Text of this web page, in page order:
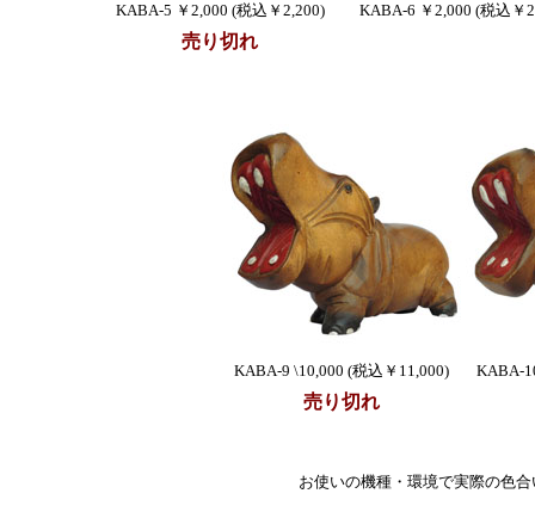
KABA-5 ￥2,000 (税込￥2,200) KABA-6 ￥2,000 (税込￥
売り切れ
KABA-9 \10,000 (税込￥11,000) KABA-
売り切れ
お使いの機種・環境で実際の色